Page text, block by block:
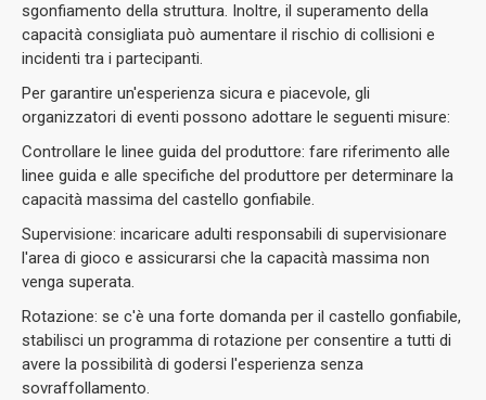
sgonfiamento della struttura. Inoltre, il superamento della
capacità consigliata può aumentare il rischio di collisioni e
incidenti tra i partecipanti.
Per garantire un'esperienza sicura e piacevole, gli
organizzatori di eventi possono adottare le seguenti misure:
Controllare le linee guida del produttore: fare riferimento alle
linee guida e alle specifiche del produttore per determinare la
capacità massima del castello gonfiabile.
Supervisione: incaricare adulti responsabili di supervisionare
l'area di gioco e assicurarsi che la capacità massima non
venga superata.
Rotazione: se c'è una forte domanda per il castello gonfiabile,
stabilisci un programma di rotazione per consentire a tutti di
avere la possibilità di godersi l'esperienza senza
sovraffollamento.